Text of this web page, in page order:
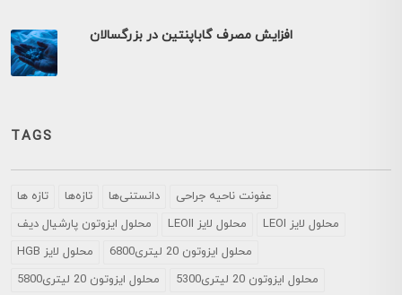
افزایش مصرف گاباپنتین در بزرگسالان
TAGS
تازه ها تازه‌ها دانستنی‌ها
عفونت ناحیه جراحی
محلول ايزوتون پارشيال ديف
LEOII محلول لایز
LEOI محلول لایز
HGB محلول لایز
محلول ایزوتون 20 لیتری6800
محلول ایزوتون 20 لیتری5800
محلول ایزوتون 20 لیتری5300